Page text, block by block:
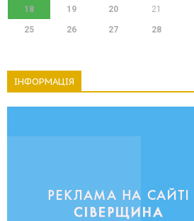
18 19 20 21
25 26 27 28
ІНФОРМАЦІЯ